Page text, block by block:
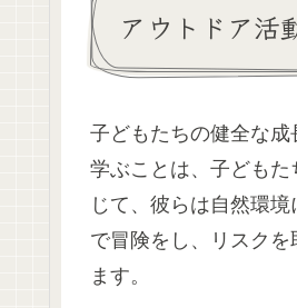
アウトドア活
子どもたちの健全な
学ぶことは、子ども
じて、彼らは自然環
で冒険をし、リスク
ます。